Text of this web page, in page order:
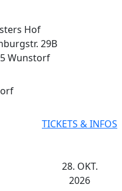
Hof
29B
Wunstorf
TICKETS & INFOS
28. OKT.
2026